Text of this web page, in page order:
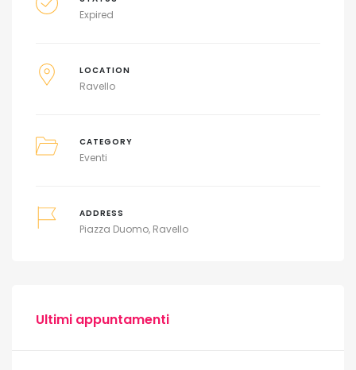
Expired
LOCATION
Ravello
CATEGORY
Eventi
ADDRESS
Piazza Duomo, Ravello
Ultimi appuntamenti